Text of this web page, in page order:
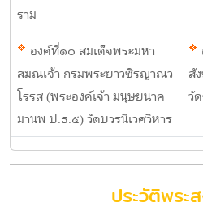
ราม
องค์ที่๑๐ สมเด็จพระมหา
สมณเจ้า กรมพระยาวชิรญาณว
โรรส (พระองค์เจ้า มนุษยนาค
มานพ ป.ธ.๕) วัดบวรนิเวศวิหาร
สั
วั
ประวัติพระ